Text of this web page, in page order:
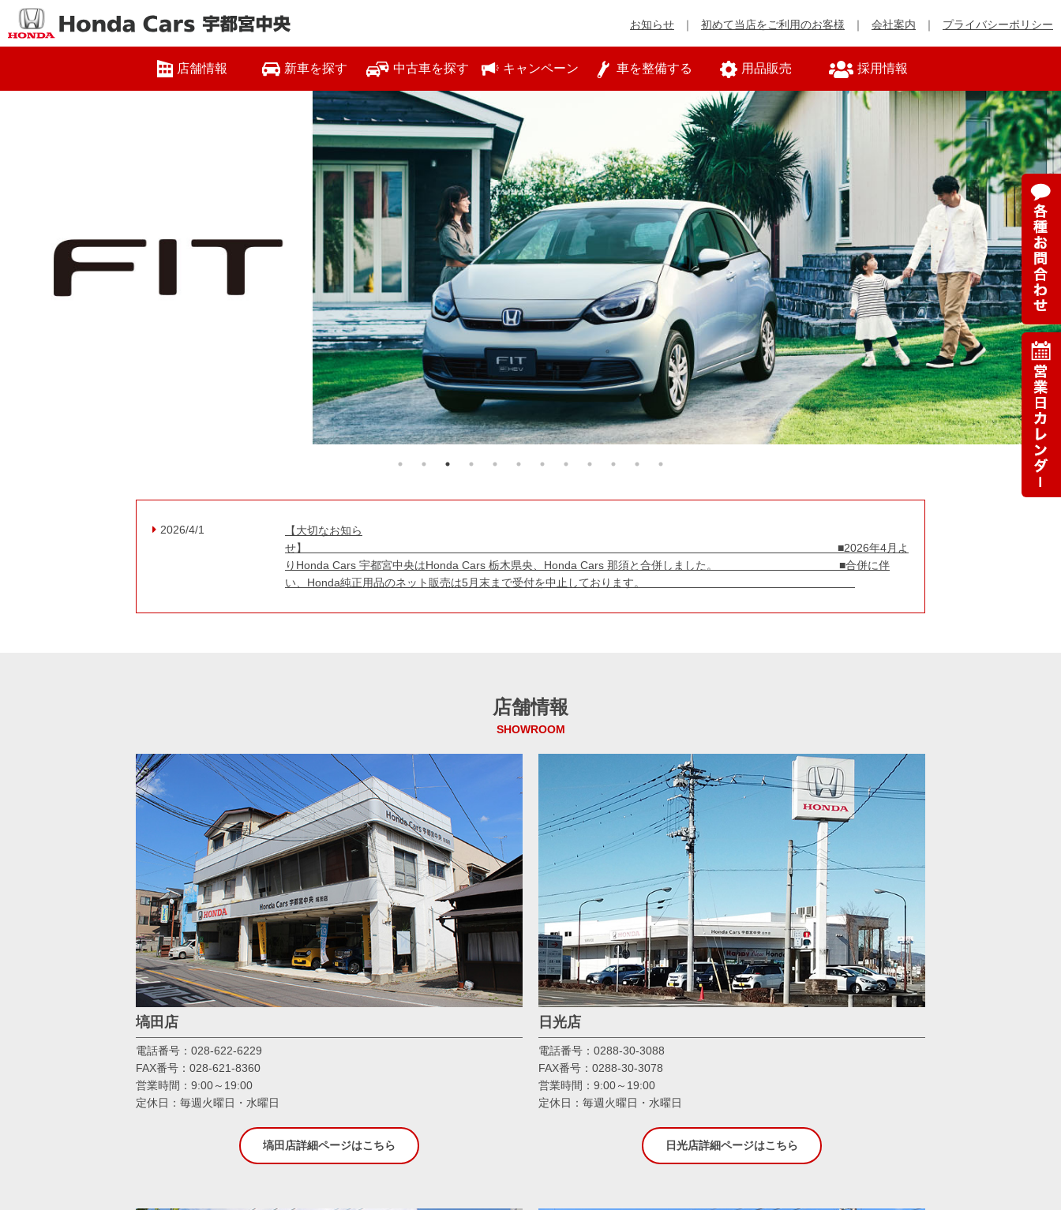
お知らせ 初めて当店をご利用のお客様 会社案内 プライバシーポリシー
店舗情報 新車を探す 中古車を探す キャンペーン 車を整備する 用品販売 採用情報
2026/4/1
【大切なお知ら
せ】 ■2026年4月よ
りHonda Cars 宇都宮中央はHonda Cars 栃木県央、Honda Cars 那須と合併しました。 ■合併に伴
い、Honda純正用品のネット販売は5月末まで受付を中止しております。
店舗情報
SHOWROOM
塙田店
電話番号：028-622-6229
FAX番号：028-621-8360
営業時間：9:00～19:00
定休日：毎週火曜日・水曜日
塙田店詳細ページはこちら
日光店
電話番号：0288-30-3088
FAX番号：0288-30-3078
営業時間：9:00～19:00
定休日：毎週火曜日・水曜日
日光店詳細ページはこちら